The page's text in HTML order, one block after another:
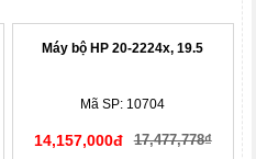
Máy bộ HP 20-2224x, 19.5
Mã SP: 10704
14,157,000đ 17,477,778₫